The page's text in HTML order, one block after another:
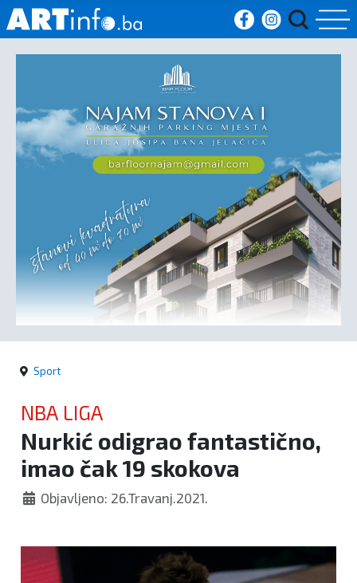
Vijesti
Sport
Crna
kronika
Politika
Sport
NBA LIGA
Nurkić odigrao fantastično,
imao čak 19 skokova
Objavljeno: 26.Travanj.2021.